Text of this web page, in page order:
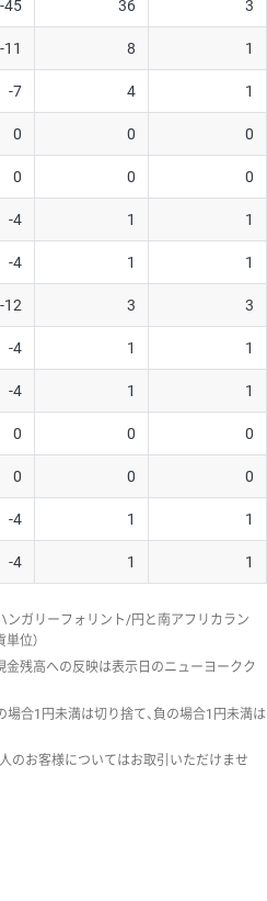
-45 36 3
-11 8 1
-7 4 1
0 0 0
0 0 0
-4 1 1
-4 1 1
-12 3 3
-4 1 1
-4 1 1
0 0 0
0 0 0
-4 1 1
-4 1 1
ンガリーフォリント/円と南アフリカラン
位）
残高への反映は表示日のニューヨークク
場合1円未満は切り捨て、負の場合1円未満は
のお客様についてはお取引いただけませ